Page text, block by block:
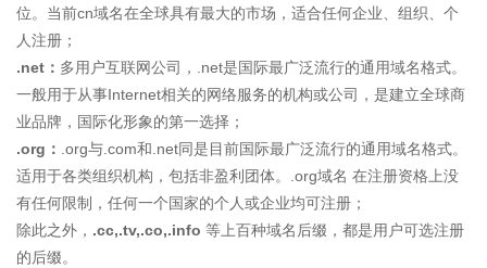
位。当前cn域名在全球具有最大的市场，适合任何企业、组织、个
人注册；
.net： 多用户互联网公司，.net是国际最广泛流行的通用域名格式。
一般用于从事Internet相关的网络服务的机构或公司，是建立全球商
业品牌，国际化形象的第一选择；
.org： .org与.com和.net同是目前国际最广泛流行的通用域名格式。
适用于各类组织机构，包括非盈利团体。.org域名 在注册资格上没
有任何限制，任何一个国家的个人或企业均可注册；
除此之外， .cc,.tv,.co,.info 等上百种域名后缀，都是用户可选注册
的后缀。